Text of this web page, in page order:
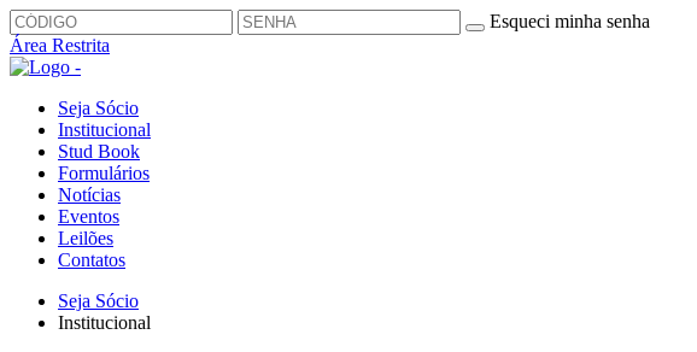
Esqueci minha senha
Área Restrita
Seja Sócio
Institucional
Stud Book
Formulários
Notícias
Eventos
Leilões
Contatos
Seja Sócio
Institucional